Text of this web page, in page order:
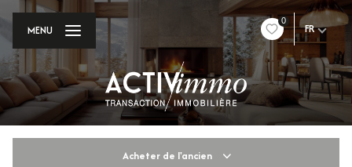
0
FR
MENU
Acheter de l'ancien